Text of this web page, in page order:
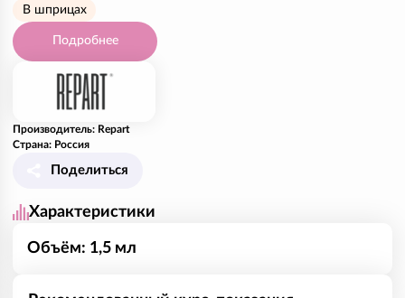
В шприцах
Подробнее
Производитель: Repart
Страна: Россия
Поделиться
Характеристики
Объём: 1,5 мл